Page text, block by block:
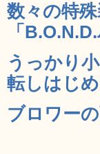
数々の特
「
うっかり
転しはじ
ブロワー